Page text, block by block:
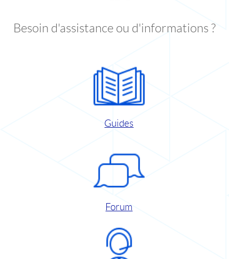
Besoin d'assistance ou d'informations ?
Guides
Forum